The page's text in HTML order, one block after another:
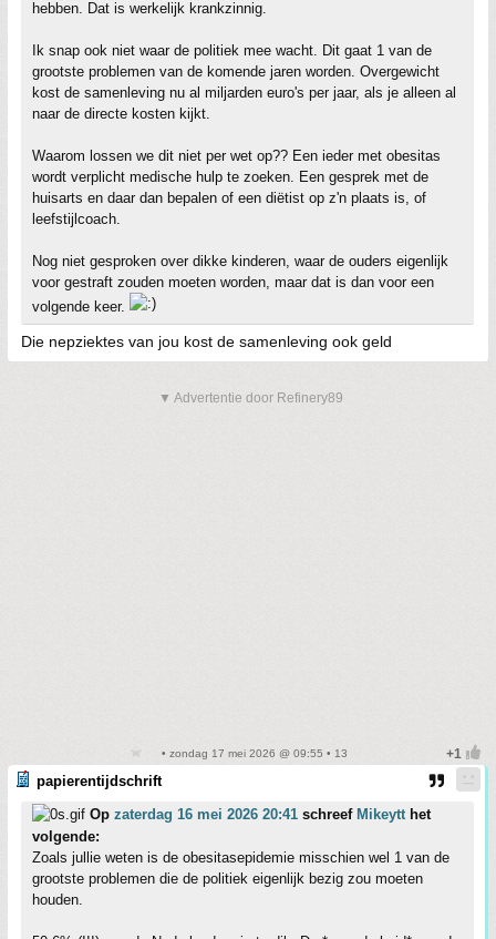
hebben. Dat is werkelijk krankzinnig.
Ik snap ook niet waar de politiek mee wacht. Dit gaat 1 van de
grootste problemen van de komende jaren worden. Overgewicht
kost de samenleving nu al miljarden euro's per jaar, als je alleen al
naar de directe kosten kijkt.
Waarom lossen we dit niet per wet op?? Een ieder met obesitas
wordt verplicht medische hulp te zoeken. Een gesprek met de
huisarts en daar dan bepalen of een diëtist op z'n plaats is, of
leefstijlcoach.
Nog niet gesproken over dikke kinderen, waar de ouders eigenlijk
voor gestraft zouden moeten worden, maar dat is dan voor een
volgende keer.
Die nepziektes van jou kost de samenleving ook geld
▼ Advertentie door Refinery89
• zondag 17 mei 2026 @ 09:55 • 13
papierentijdschrift
Op zaterdag 16 mei 2026 20:41 schreef Mikeytthet
volgende:
Zoals jullie weten is de obesitasepidemie misschien wel 1 van de
grootste problemen die de politiek eigenlijk bezig zou moeten
houden.